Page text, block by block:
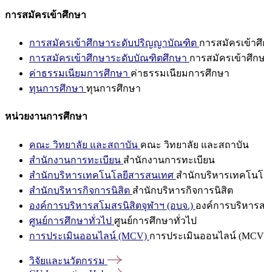
การสมัครเข้าศึกษา
การสมัครเข้าศึกษาระดับปริญญาบัณฑิต การสมัครเข้
การสมัครเข้าศึกษาระดับบัณฑิตศึกษา การสมัครเข้าศึ
ค่าธรรมเนียมการศึกษา ค่าธรรมเนียมการศึกษา
ทุนการศึกษา ทุนการศึกษา
หน่วยงานการศึกษา
คณะ วิทยาลัย และสถาบัน คณะ วิทยาลัย และสถาบัน
สำนักงานการทะเบียน สำนักงานการทะเบียน
สำนักบริหารเทคโนโลยีสารสนเทศ สำนักบริหารเทคโน
สำนักบริหารกิจการนิสิต สำนักบริหารกิจการนิสิต
องค์การบริหารสโมสรนิสิตจุฬาฯ (อบจ.) องค์การบริหาร
ศูนย์การศึกษาทั่วไป ศูนย์การศึกษาทั่วไป
การประเมินออนไลน์ (MCV) การประเมินออนไลน์
วิจัยและนวัตกรรม